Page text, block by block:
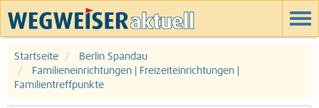
Startseite
Berlin Spandau
Familieneinrichtungen | Freizeiteinrichtungen |
Familientreffpunkte